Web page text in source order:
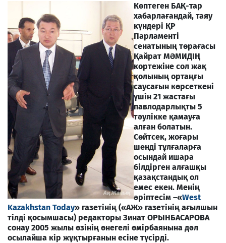
Көптеген БАҚ-тар
хабарлағандай, таяу
күндері ҚР
Парламенті
сенатының төрағасы
Қайрат МӘМИДІҢ
кортежіне сол жақ
қолының ортаңғы
саусағын көрсеткені
үшін 21 жастағы
павлодарлықты 5
тәулікке қамауға
алған болатын.
Сөйтсек, жоғары
шенді тұлғаларға
осындай ишара
білдірген алғашқы
қазақстандық ол
емес екен. Менің
әріптесім –«West
Kazakhstan Today» газетінің («АЖ» газетінің ағылшын
тілді қосымшасы) редакторы Зинат ОРЫНБАСАРОВА
сонау 2005 жылы өзінің өнегелі өмірбаянына дәл
осылайша кір жұқтырғанын есіне түсірді.